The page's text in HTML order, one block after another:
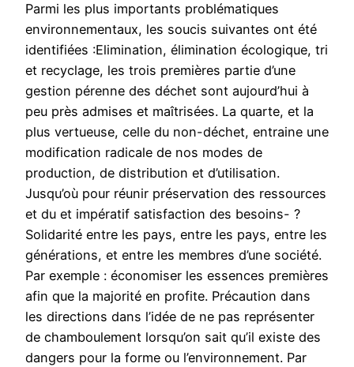
Parmi les plus importants problématiques
environnementaux, les soucis suivantes ont été
identifiées :Elimination, élimination écologique, tri
et recyclage, les trois premières partie d’une
gestion pérenne des déchet sont aujourd’hui à
peu près admises et maîtrisées. La quarte, et la
plus vertueuse, celle du non-déchet, entraine une
modification radicale de nos modes de
production, de distribution et d’utilisation.
Jusqu’où pour réunir préservation des ressources
et du et impératif satisfaction des besoins- ?
Solidarité entre les pays, entre les pays, entre les
générations, et entre les membres d’une société.
Par exemple : économiser les essences premières
afin que la majorité en profite. Précaution dans
les directions dans l’idée de ne pas représenter
de chamboulement lorsqu’on sait qu’il existe des
dangers pour la forme ou l’environnement. Par